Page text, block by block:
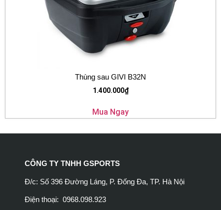
Thùng sau GIVI B32N
1.400.000₫
Mua Ngay
CÔNG TY TNHH GSPORTS
Đ/c: Số 396 Đường Láng, P. Đống Đa, TP. Hà Nội
Điện thoại: 0968.098.923